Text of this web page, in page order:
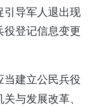
引导军人退出现
登记信息变更
建立公民兵役
与发展改革、